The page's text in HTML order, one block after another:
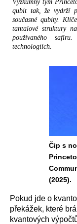
Výzkumný tým
qubit tak, že vydrží
současné qubity.
tantalové struktury
používaného
technologiích.
Čip s
(2025).
Pokud jde o
překážek, které
kvantových